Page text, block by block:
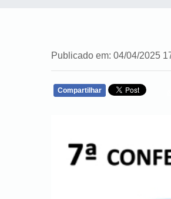
Publicado em: 04/04/2025
Compartilhar